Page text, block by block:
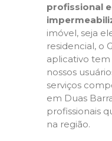
profissional
imóvel, seja
residencial, o
aplicativo
nossos
serviços
em Duas
profissionais
na região.